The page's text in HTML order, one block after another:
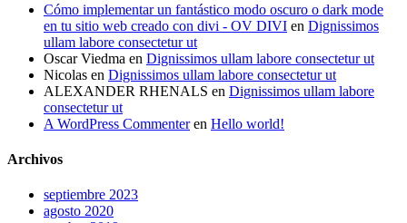
Cómo implementar un fantástico modo oscuro o dark mode
en tu sitio web creado con divi - OV DIVI en Dignissimos
ullam labore consectetur ut
Oscar Viedma en Dignissimos ullam labore consectetur ut
Nicolas en Dignissimos ullam labore consectetur ut
ALEXANDER RHENALS en Dignissimos ullam labore
consectetur ut
A WordPress Commenteren Hello world!
Archivos
septiembre 2023
agosto 2020